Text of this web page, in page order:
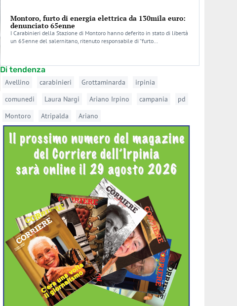
Montoro, furto di energia elettrica da 130mila euro:
denunciato 65enne
I Carabinieri della Stazione di Montoro hanno deferito in stato di libertà
un 65enne del salernitano, ritenuto responsabile di “furto…
Di tendenza
Avellino carabinieri Grottaminarda
irpinia
comunedi
Laura Nargi Ariano Irpino campania
pd
Montoro
Atripalda Ariano